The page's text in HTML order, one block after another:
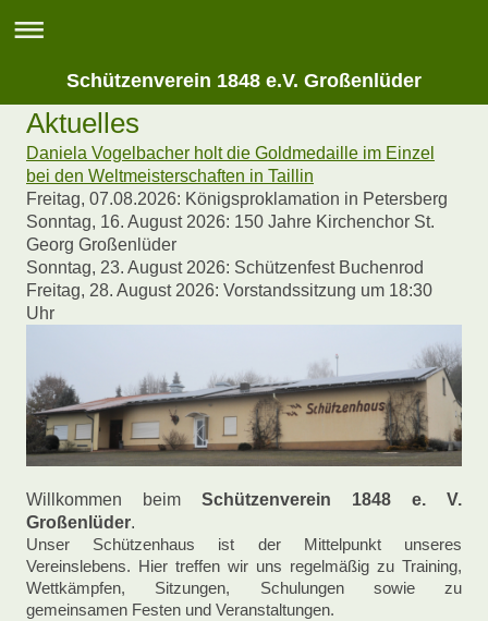
Schützenverein 1848 e.V. Großenlüder
Aktuelles
Daniela Vogelbacher holt die Goldmedaille im Einzel
bei den Weltmeisterschaften in Taillin
Freitag, 07.08.2026: Königsproklamation in Petersberg
Sonntag, 16. August 2026: 150 Jahre Kirchenchor St.
Georg Großenlüder
Sonntag, 23. August 2026: Schützenfest Buchenrod
Freitag, 28. August 2026: Vorstandssitzung um 18:30
Uhr
Willkommen beim Schützenverein 1848 e. V.
Großenlüder.
Unser Schützenhaus ist der Mittelpunkt unseres
Vereinslebens. Hier treffen wir uns regelmäßig zu Training,
Wettkämpfen, Sitzungen, Schulungen sowie zu
gemeinsamen Festen und Veranstaltungen.